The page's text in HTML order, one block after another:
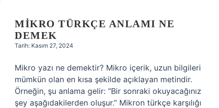
MIKRO TÜRKÇE ANLAMI NE
DEMEK
Tarih: Kasım 27, 2024
Mikro yazı ne demektir? Mikro içerik, uzun bilgileri
mümkün olan en kısa şekilde açıklayan metindir.
Örneğin, şu anlama gelir: “Bir sonraki okuyacağınız
şey aşağıdakilerden oluşur.” Mikron türkçe karşılığı